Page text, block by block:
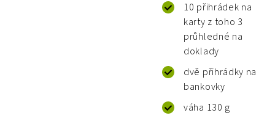
10 přihrádek na
karty z toho 3
průhledné na
doklady
dvě přihrádky na
bankovky
váha 130 g